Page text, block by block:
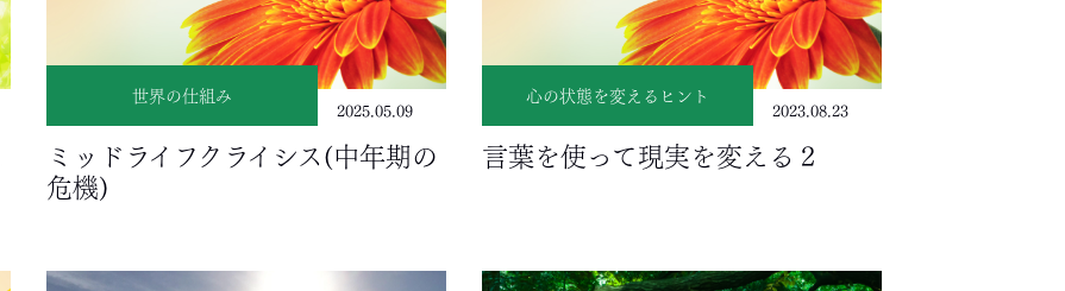
世界の仕組み
2025.05.09
ミッドライフクライシス(中年期の
危機)
心の状態を変えるヒント
2023.08.23
言葉を使って現実を変える２